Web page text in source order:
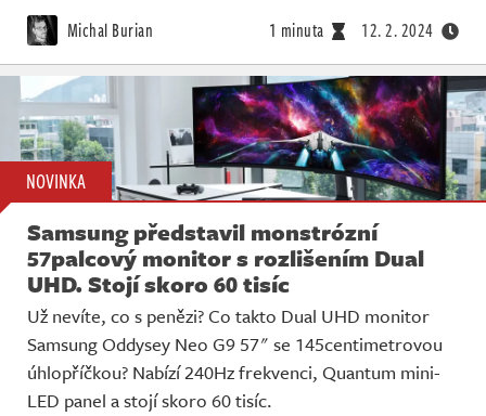
Michal Burian 1 minuta 12. 2. 2024
NOVINKA
Samsung představil monstrózní
57palcový monitor s rozlišením Dual
UHD. Stojí skoro 60 tisíc
Už nevíte, co s penězi? Co takto Dual UHD monitor
Samsung Oddysey Neo G9 57" se 145centimetrovou
úhlopříčkou? Nabízí 240Hz frekvenci, Quantum mini-
LED panel a stojí skoro 60 tisíc.